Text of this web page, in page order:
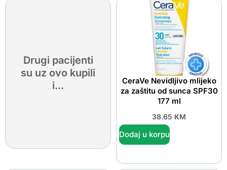
Drugi pacijenti
su uz ovo kupili
i...
CeraVe Nevidljivo mlijeko
za zaštitu od sunca SPF30
177 ml
38.65 KM
Dodaj u korpu